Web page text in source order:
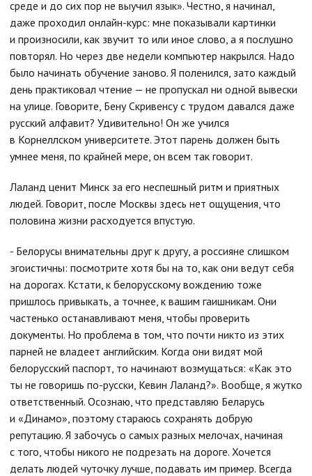
среде и до сих пор не выучил язык». Честно, я начинал,
даже проходил онлайн-курс: мне показывали картинки
и произносили, как звучит то или иное слово, а я послушно
повторял. Но через две недели компьютер накрылся. Надо
было начинать обучение заново. Я поленился, зато каждый
день практиковал чтение — не пропускал ни одной вывески
на улице. Говорите, Бену Скривенсу с трудом давался даже
русский алфавит? Удивительно! Он же учился
в Корнеллском университете. Этот парень должен быть
умнее меня, по крайней мере, он всем так говорит.
Лаланд ценит Минск за его неспешный ритм и приятных
людей. Говорит, после Москвы здесь нет ощущения, что
половина жизни расходуется впустую.
- Белорусы внимательны друг к другу, а россияне слишком
эгоистичны: посмотрите хотя бы на то, как они ведут себя
на дорогах. Кстати, к белорусскому вождению тоже
пришлось привыкать, а точнее, к вашим гаишникам. Они
частенько останавливают меня, чтобы проверить
документы. Но проблема в том, что почти никто из этих
парней не владеет английским. Когда они видят мой
белорусский паспорт, то начинают возмущаться: «Как это
ты не говоришь по-русски, Кевин Лаланд?». Вообще, я жутко
ответственный. Осознаю, что представляю Беларусь
и «Динамо», поэтому стараюсь сохранять добрую
репутацию. Я забочусь о самых разных мелочах, начиная
с того, чтобы никого не подрезать на дороге. Хочется
делать людей чуточку лучше, подавать им пример. Всегда